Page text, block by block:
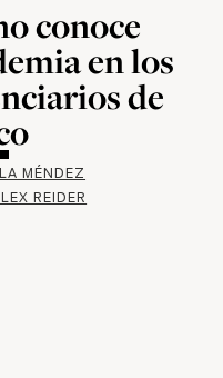
conoce
en los
de
MÉNDEZ
REIDER